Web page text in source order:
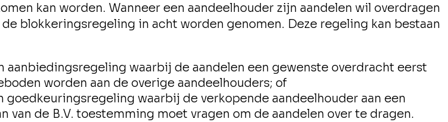
kan worden. Wanneer een aandeelhouder zijn aandelen wil overdragen
blokkeringsregeling in acht worden genomen. Deze regeling kan bestaan
aanbiedingsregeling waarbij de aandelen een gewenste overdracht eerst
worden aan de overige aandeelhouders; of
goedkeuringsregeling waarbij de verkopende aandeelhouder aan een
van de B.V. toestemming moet vragen om de aandelen over te dragen.